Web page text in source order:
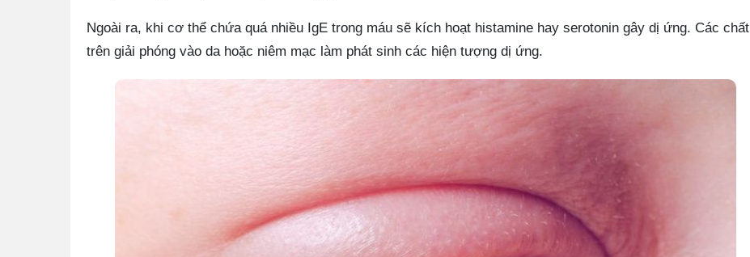
Ngoài ra, khi cơ thể chứa quá nhiều IgE trong máu sẽ kích hoạt histamine hay serotonin gây dị ứng. Các chất
trên giải phóng vào da hoặc niêm mạc làm phát sinh các hiện tượng dị ứng.